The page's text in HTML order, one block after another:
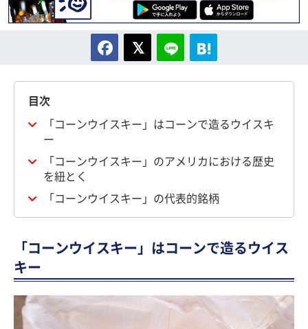
目次
「コーンウイスキー」はコーンで造るウイスキ
ー
「コーンウイスキー」のアメリカにおける歴史
を紐とく
「コーンウイスキー」の代表的銘柄
「コーンウイスキー」はコーンで造るウイス
キー